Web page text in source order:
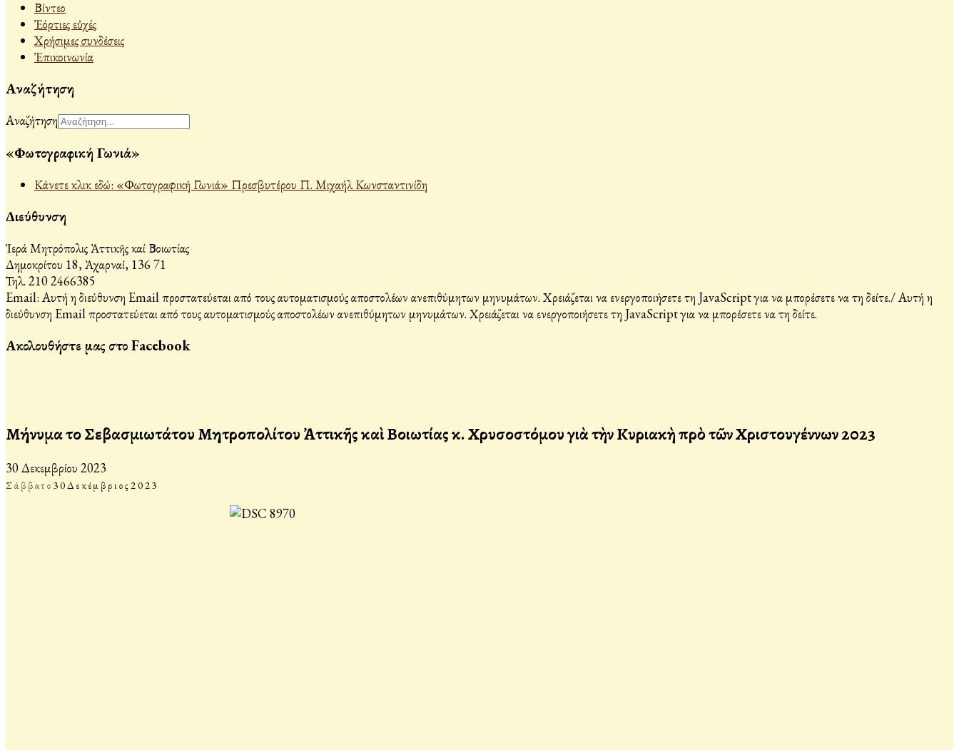
Βίντεο
Ἐόρτιες εὐχές
Χρήσιμες συνδέσεις
Ἐπικοινωνία
Αναζήτηση
Αναζήτηση
«Φωτογραφική Γωνιά»
Κάνετε κλικ εδώ: «Φωτογραφική Γωνιά» Πρεσβυτέρου Π. Μιχαήλ Κωνσταντινίδη
Διεύθυνση
Ἱερά Μητρόπολις Ἀττικῆς καί Βοιωτίας
Δημοκρίτου 18, Ἀχαρναί, 136 71
Τηλ. 210 2466385
Email: Αυτή η διεύθυνση Email προστατεύεται από τους αυτοματισμούς αποστολέων ανεπιθύμητων μηνυμάτων. Χρειάζεται να ενεργοποιήσετε τη JavaScript για να μπορέσετε να τη δείτε./Αυτή η
διεύθυνση Email προστατεύεται από τους αυτοματισμούς αποστολέων ανεπιθύμητων μηνυμάτων. Χρειάζεται να ενεργοποιήσετε τη JavaScript για να μπορέσετε να τη δείτε.
Ακολουθήστε μας στο Facebook
Μήνυμα τοῦ Σεβασμιωτάτου Μητροπολίτου Ἀττικῆς καὶ Βοιωτίας κ. Χρυσοστόμου γιὰ τὴν Κυριακὴ πρὸ τῶν Χριστουγέννων 2023
30 Δεκεμβρίου 2023
Σάββατο 30Δεκέμβριος2023